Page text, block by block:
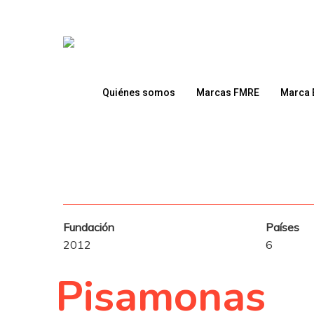
Quiénes somos Marcas FMRE Marca
Fundación
2012
Países
6
Pisamonas